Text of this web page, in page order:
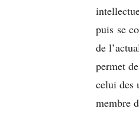
puis se
de
permet
celui des
membre